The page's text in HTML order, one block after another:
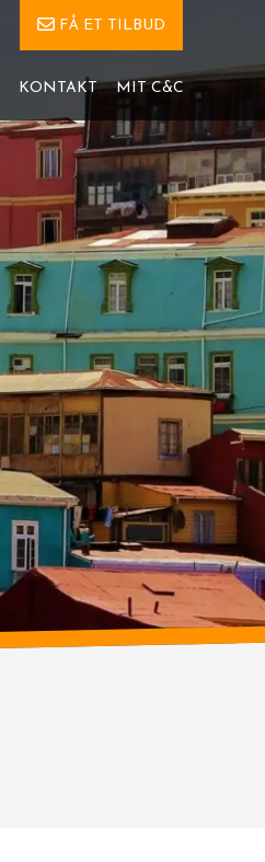
FÅ ET TILBUD
KONTAKT MIT C&C